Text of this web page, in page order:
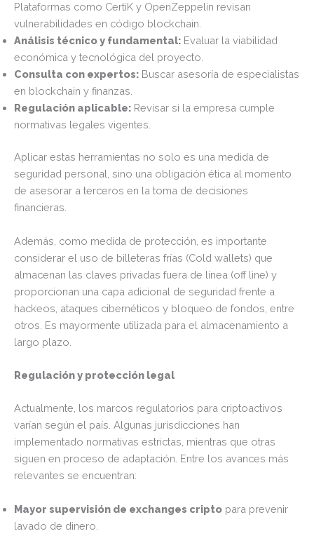
Plataformas como CertiK y OpenZeppelin revisan
vulnerabilidades en código blockchain.
Análisis técnico y fundamental: Evaluar la viabilidad
económica y tecnológica del proyecto.
Consulta con expertos: Buscar asesoría de especialistas
en blockchain y finanzas.
Regulación aplicable: Revisar si la empresa cumple
normativas legales vigentes.
Aplicar estas herramientas no solo es una medida de
seguridad personal, sino una obligación ética al momento
de asesorar a terceros en la toma de decisiones
financieras.
Además, como medida de protección, es importante
considerar el uso de billeteras frías (Cold wallets) que
almacenan las claves privadas fuera de línea (off line) y
proporcionan una capa adicional de seguridad frente a
hackeos, ataques cibernéticos y bloqueo de fondos, entre
otros. Es mayormente utilizada para el almacenamiento a
largo plazo.
Regulación y protección legal
Actualmente, los marcos regulatorios para criptoactivos
varían según el país. Algunas jurisdicciones han
implementado normativas estrictas, mientras que otras
siguen en proceso de adaptación. Entre los avances más
relevantes se encuentran:
Mayor supervisión de exchanges cripto para prevenir
lavado de dinero.